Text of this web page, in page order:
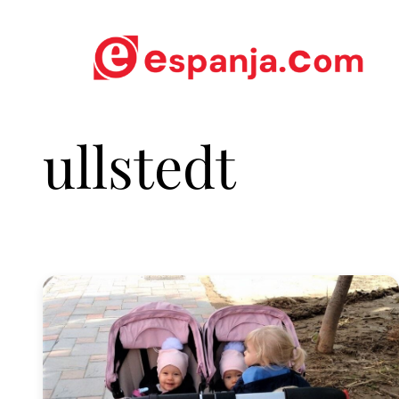
ullstedt